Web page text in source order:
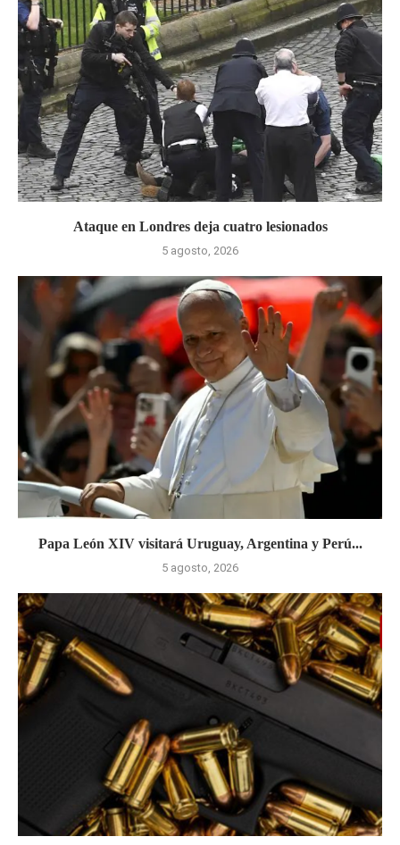
Ataque en Londres deja cuatro lesionados
5 agosto, 2026
Papa León XIV visitará Uruguay, Argentina y Perú...
5 agosto, 2026